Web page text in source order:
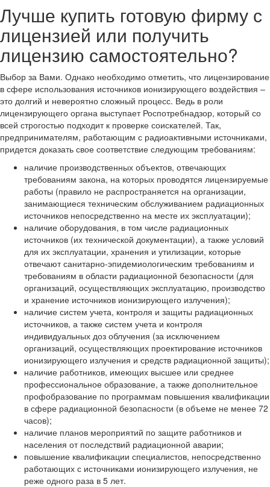
Лучше купить готовую фирму с
лицензией или получить
лицензию самостоятельно?
Выбор за Вами. Однако необходимо отметить, что лицензирование
в сфере использования источников ионизирующего воздействия –
это долгий и невероятно сложный процесс. Ведь в роли
лицензирующего органа выступает Роспотребнадзор, который со
всей строгостью подходит к проверке соискателей. Так,
предпринимателям, работающим с радиоактивными источниками,
придется доказать свое соответствие следующим требованиям:
наличие производственных объектов, отвечающих
требованиям закона, на которых проводятся лицензируемые
работы (правило не распространяется на организации,
занимающиеся техническим обслуживанием радиационных
источников непосредственно на месте их эксплуатации);
наличие оборудования, в том числе радиационных
источников (их технической документации), а также условий
для их эксплуатации, хранения и утилизации, которые
отвечают санитарно-эпидемиологическим требованиям и
требованиям в области радиационной безопасности (для
организаций, осуществляющих эксплуатацию, производство
и хранение источников ионизирующего излучения);
наличие систем учета, контроля и защиты радиационных
источников, а также систем учета и контроля
индивидуальных доз облучения (за исключением
организаций, осуществляющих проектирование источников
ионизирующего излучения и средств радиационной защиты);
наличие работников, имеющих высшее или среднее
профессиональное образование, а также дополнительное
профобразование по программам повышения квалификации
в сфере радиационной безопасности (в объеме не менее 72
часов);
наличие планов мероприятий по защите работников и
населения от последствий радиационной аварии;
повышение квалификации специалистов, непосредственно
работающих с источниками ионизирующего излучения, не
реже одного раза в 5 лет.